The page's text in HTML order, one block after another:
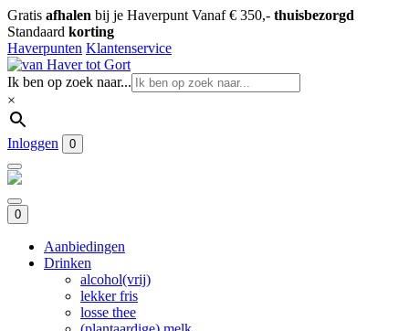
Gratis afhalen bij je Haverpunt Vanaf € 350,- thuisbezorgd
Standaard korting
Haverpunten Klantenservice
Ik ben op zoek naar...
×
Inloggen 0
0
Aanbiedingen
Drinken
alcohol(vrij)
lekker fris
losse thee